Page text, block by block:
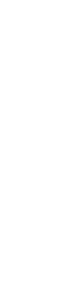
5 deuren
3 deuren